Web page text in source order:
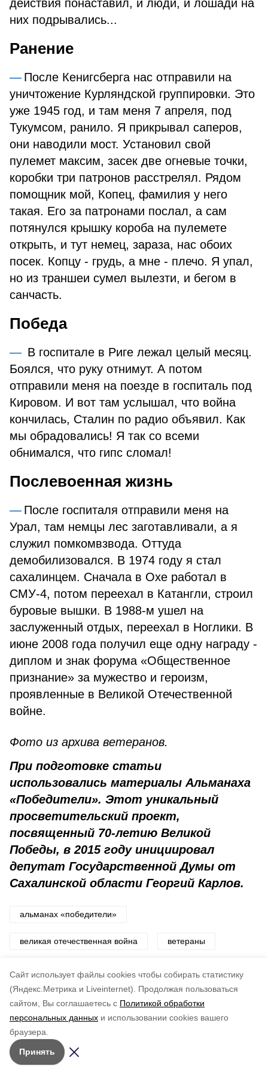
Cайт использует файлы cookies чтобы собирать статистику
(Яндекс.Метрика и Liveinternet).
Продолжая пользоваться
сайтом, Вы соглашаетесь с Политикой обработки
персональных данных и использовании cookies вашего
браузера.
Принять
действия понаставил, и люди, и лошади на
них подрывались...
Ранение
После Кенигсберга нас отправили на
уничтожение Курляндской группировки. Это
уже 1945 год, и там меня 7 апреля, под
Тукумсом, ранило. Я прикрывал саперов,
они наводили мост. Установил свой
пулемет максим, засек две огневые точки,
коробки три патронов расстрелял. Рядом
помощник мой, Копец, фамилия у него
такая. Его за патронами послал, а сам
потянулся крышку короба на пулемете
открыть, и тут немец, зараза, нас обоих
посек. Копцу - грудь, а мне - плечо. Я упал,
но из траншеи сумел вылезти, и бегом в
санчасть.
Победа
В госпитале в Риге лежал целый месяц.
Боялся, что руку отнимут. А потом
отправили меня на поезде в госпиталь под
Кировом. И вот там услышал, что война
кончилась, Сталин по радио объявил. Как
мы обрадовались! Я так со всеми
обнимался, что гипс сломал!
Послевоенная жизнь
После госпиталя отправили меня на
Урал, там немцы лес заготавливали, а я
служил помкомвзвода. Оттуда
демобилизовался. В 1974 году я стал
сахалинцем. Сначала в Охе работал в
СМУ-4, потом переехал в Катангли, строил
буровые вышки. В 1988-м ушел на
заслуженный отдых, переехал в Ноглики. В
июне 2008 года получил еще одну награду -
диплом и знак форума «Общественное
признание» за мужество и героизм,
проявленные в Великой Отечественной
войне.
Фото из архива ветеранов.
При подготовке статьи
использовались материалы Альманаха
«Победители». Этот уникальный
просветительский проект,
посвященный 70-летию Великой
Победы, в 2015 году инициировал
депутат Государственной Думы от
Сахалинской области Георгий Карлов.
альманах «победители»
великая отечественная война ветераны
Авторы: Юлия Вятржик
по оценке
5